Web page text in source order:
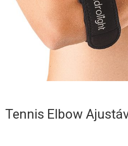
Tennis Elbow